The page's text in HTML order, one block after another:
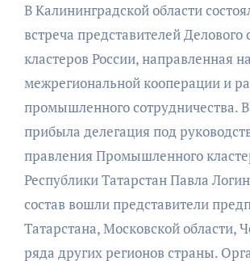
В Калининградской области состоялась рабочая
встреча представителей
кластеров России, направленная
межрегиональной кооперации и
промышленного сотрудничества.
прибыла делегация под
правления Промышленного
Республики Татарстан Павла
состав вошли представители
Татарстана, Московской области,
ряда других регионов страны.